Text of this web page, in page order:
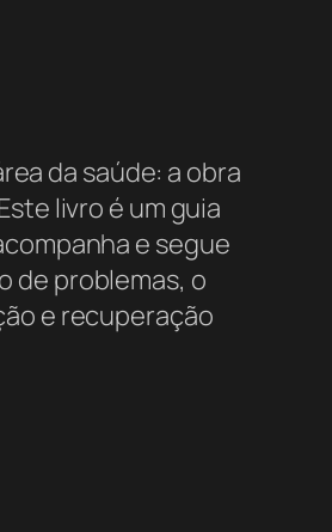
da saúde: a obra
livro é um guia
e segue
de problemas, o
e recuperação